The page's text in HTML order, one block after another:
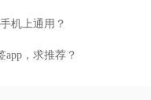
机上通用？
，求推荐？